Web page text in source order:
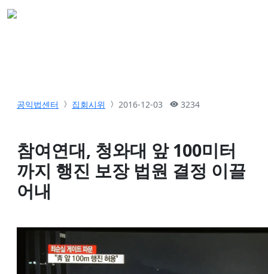
공익법센터 집회시위 2016-12-03 3234
참여연대, 청와대 앞 100미터
까지 행진 보장 법원 결정 이끌
어내